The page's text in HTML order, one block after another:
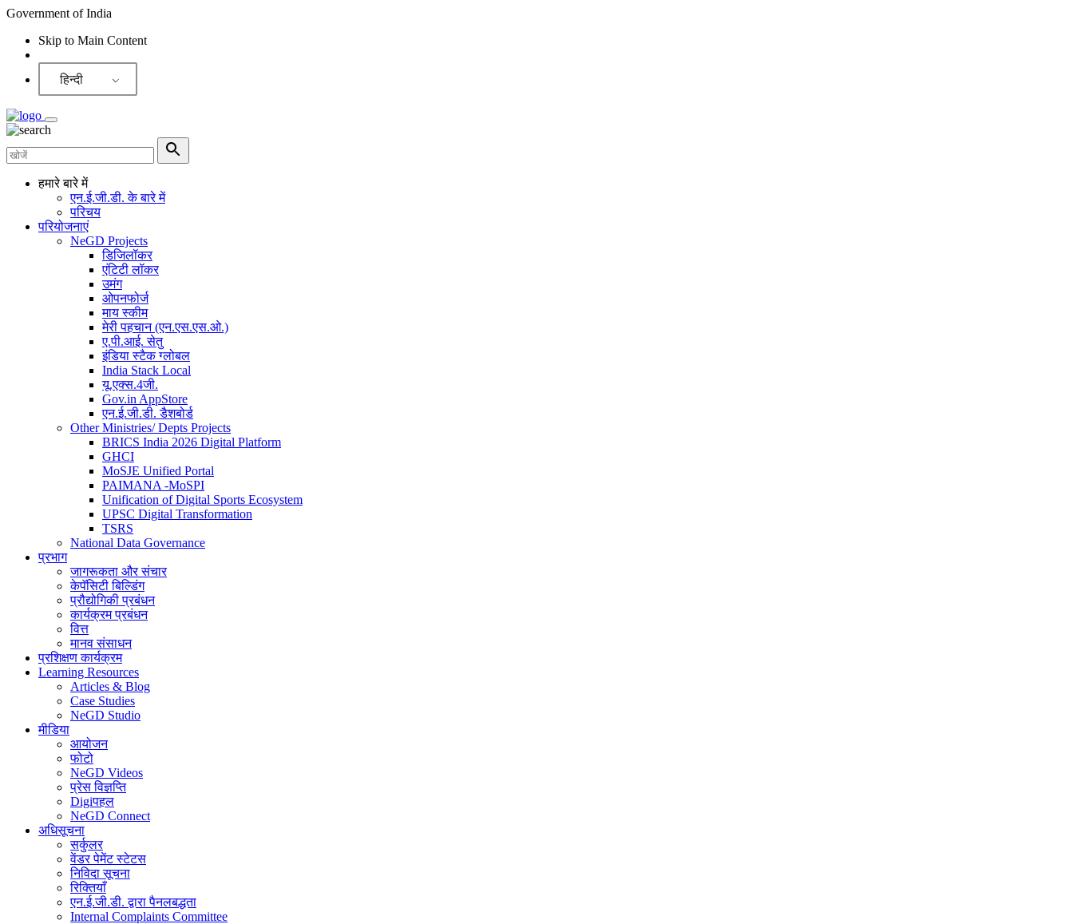
Government of India
Skip to Main Content
हिन्दी
हमारे बारे में
एन.ई.जी.डी. के बारे में
परिचय
परियोजनाएं
NeGD Projects
डिजिलॉकर
एंटिटी लॉकर
उमंग
ओपनफोर्ज
माय स्कीम
मेरी पहचान (एन.एस.एस.ओ.)
ए.पी.आई. सेतु
इंडिया स्टैक ग्लोबल
India Stack Local
यू.एक्स.4जी.
Gov.in AppStore
एन.ई.जी.डी. डैशबोर्ड
Other Ministries/ Depts Projects
BRICS India 2026 Digital Platform
GHCI
MoSJE Unified Portal
PAIMANA -MoSPI
Unification of Digital Sports Ecosystem
UPSC Digital Transformation
TSRS
National Data Governance
प्रभाग
जागरूकता और संचार
केपॅसिटी बिल्डिंग
प्रौद्योगिकी प्रबंधन
कार्यक्रम प्रबंधन
वित्त
मानव संसाधन
प्रशिक्षण कार्यक्रम
Learning Resources
Articles & Blog
Case Studies
NeGD Studio
मीडिया
आयोजन
फोटो
NeGD Videos
प्रेस विज्ञप्ति
Digiपहल
NeGD Connect
अधिसूचना
सर्कुलर
वेंडर पेमेंट स्टेटस
निविदा सूचना
रिक्तियाँ
एन.ई.जी.डी. द्वारा पैनलबद्धता
Internal Complaints Committee